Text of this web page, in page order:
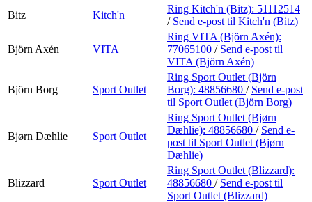
Bitz
Kitch'n
Ring Kitch'n (Bitz): 51112514
/ Send e-post til Kitch'n (Bitz)
Björn Axén VITA
Ring VITA (Björn Axén):
77065100 / Send e-post til
VITA (Björn Axén)
Björn Borg Sport Outlet
Ring Sport Outlet (Björn
Borg): 48856680 / Send e-post
til Sport Outlet (Björn Borg)
Bjørn Dæhlie Sport Outlet
Ring Sport Outlet (Bjørn
Dæhlie): 48856680 / Send e-
post til Sport Outlet (Bjørn
Dæhlie)
Blizzard Sport Outlet
Ring Sport Outlet (Blizzard):
48856680 / Send e-post til
Sport Outlet (Blizzard)